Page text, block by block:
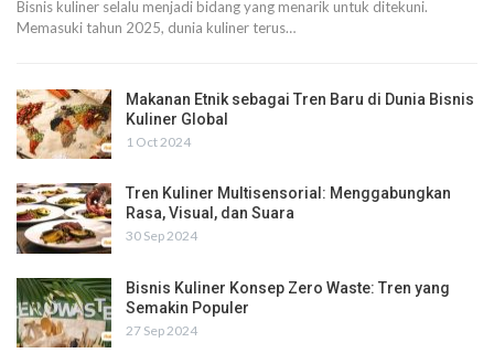
Bisnis kuliner selalu menjadi bidang yang menarik untuk ditekuni.
Memasuki tahun 2025, dunia kuliner terus…
Makanan Etnik sebagai Tren Baru di Dunia Bisnis
Kuliner Global
1 Oct 2024
Tren Kuliner Multisensorial: Menggabungkan
Rasa, Visual, dan Suara
30 Sep 2024
Bisnis Kuliner Konsep Zero Waste: Tren yang
Semakin Populer
27 Sep 2024